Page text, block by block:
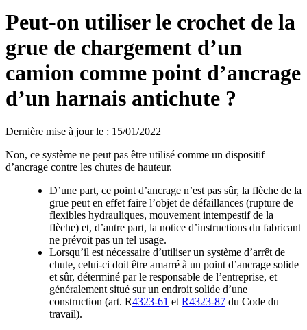
Peut-on utiliser le crochet de la
grue de chargement d’un
camion comme point d’ancrage
d’un harnais antichute ?
Dernière mise à jour le : 15/01/2022
Non, ce système ne peut pas être utilisé comme un dispositif
d’ancrage contre les chutes de hauteur.
D’une part, ce point d’ancrage n’est pas sûr, la flèche de la
grue peut en effet faire l’objet de défaillances (rupture de
flexibles hydrauliques, mouvement intempestif de la
flèche) et, d’autre part, la notice d’instructions du fabricant
ne prévoit pas un tel usage.
Lorsqu’il est nécessaire d’utiliser un système d’arrêt de
chute, celui-ci doit être amarré à un point d’ancrage solide
et sûr, déterminé par le responsable de l’entreprise, et
généralement situé sur un endroit solide d’une
construction (art. R4323-61 et R4323-87 du Code du
travail).